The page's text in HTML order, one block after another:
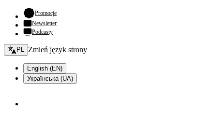
Promocje- otwiera się w nowej karcie
Newsletter
Podcasty
Zmień język - bieżący:
PL Zmień język strony
English (EN)
Українська (UA)